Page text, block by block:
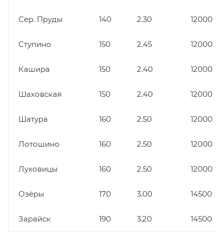
Сер. Пруды 140 2.30 12000
Ступино 150 2.45 12000
Кашира 150 2.40 12000
Шаховская 150 2.40 12000
Шатура 160 2.50 12000
Лотошино 160 2.50 12000
Луховицы 160 2.50 12000
Озёры 170 3.00 14500
Зарайск 190 3.20 14500